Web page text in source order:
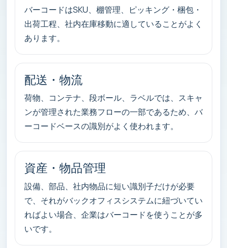
バーコードはSKU、棚管理、ピッキング・梱包・
出荷工程、社内在庫移動に適していることがよく
あります。
配送・物流
荷物、コンテナ、段ボール、ラベルでは、スキャ
ンが管理された業務フローの一部であるため、バ
ーコードベースの識別がよく使われます。
資産・物品管理
設備、部品、社内物品に短い識別子だけが必要
で、それがバックオフィスシステムに紐づいてい
ればよい場合、企業はバーコードを使うことが多
いです。